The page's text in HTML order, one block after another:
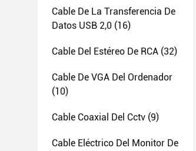
Cable De La Transferencia De
Datos USB 2,0 (16)
Cable Del Estéreo De RCA (32)
Cable De VGA Del Ordenador
(10)
Cable Coaxial Del Cctv (9)
Cable Eléctrico Del Monitor De